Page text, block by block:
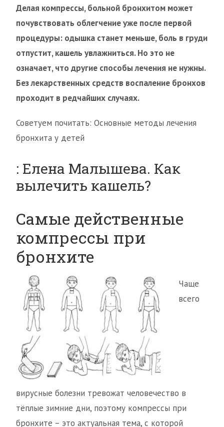
Делая компрессы, больной бронхитом может
почувствовать облегчение уже после первой
процедуры: одышка станет меньше, боль в груди
отпустит, кашель увлажниться. Но это не
означает, что другие способы лечения не нужны.
Без лекарственных средств воспаление бронхов
проходит в редчайших случаях.
Советуем почитать: Основные методы лечения
бронхита у детей
: Елена Малышева. Как
вылечить кашель?
Самые действенные
компрессы при
бронхите
Чаще
всего
вирусные болезни тревожат человечество в
тёплые зимние дни, поэтому компрессы при
бронхите – это актуальная тема, с которой